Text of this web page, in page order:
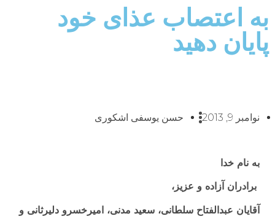
به اعتصاب عذای خود
پایان دهید
نوامبر 9, 2013 حسن یوسفی اشکوری
به نام خدا
برادران آزاده و عزیز،
آقایان عبدالفتاح سلطانی، سعید مدنی، امیرخسرو دلیرثانی و